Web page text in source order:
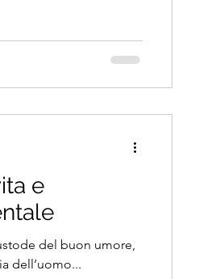
e
del buon umore,
dell’uomo...